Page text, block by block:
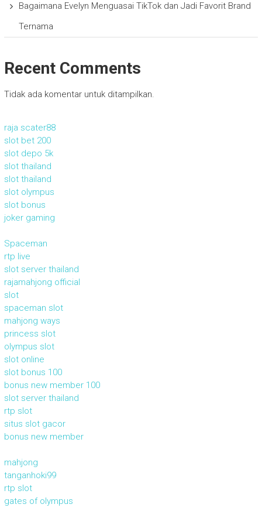
Bagaimana Evelyn Menguasai TikTok dan Jadi Favorit Brand
Ternama
Recent Comments
Tidak ada komentar untuk ditampilkan.
raja scater88
slot bet 200
slot depo 5k
slot thailand
slot thailand
slot olympus
slot bonus
joker gaming
Spaceman
rtp live
slot server thailand
rajamahjong official
slot
spaceman slot
mahjong ways
princess slot
olympus slot
slot online
slot bonus 100
bonus new member 100
slot server thailand
rtp slot
situs slot gacor
bonus new member
mahjong
tanganhoki99
rtp slot
gates of olympus